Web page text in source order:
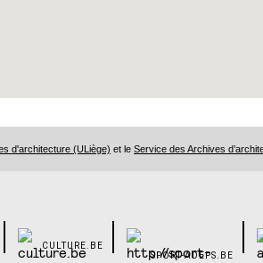
d'architecture (ULiège) et le Service des Archives
CULTURE.BE
SPORT-ADEPS.BE